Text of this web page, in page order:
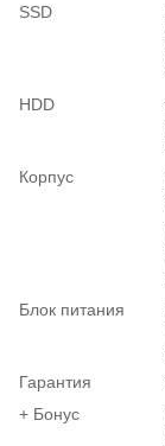
SSD
HDD
Корпус
Блок питания
Гарантия
+ Бонус